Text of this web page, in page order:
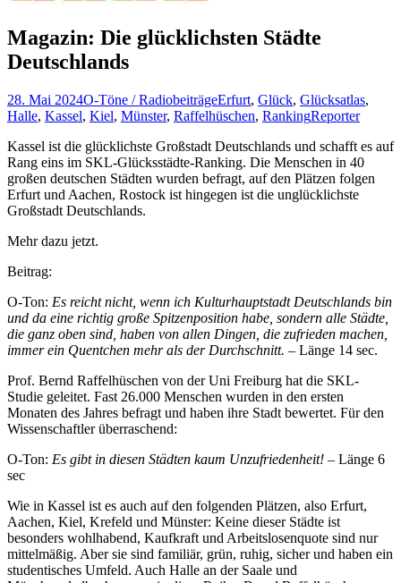
Magazin: Die glücklichsten Städte
Deutschlands
28. Mai 2024O-Töne / RadiobeiträgeErfurt, Glück, Glücksatlas,
Halle, Kassel, Kiel, Münster, Raffelhüschen, RankingReporter
Kassel ist die glücklichste Großstadt Deutschlands und schafft es auf
Rang eins im SKL-Glücksstädte-Ranking. Die Menschen in 40
großen deutschen Städten wurden befragt, auf den Plätzen folgen
Erfurt und Aachen, Rostock ist hingegen ist die unglücklichste
Großstadt Deutschlands.
Mehr dazu jetzt.
Beitrag:
O-Ton: Es reicht nicht, wenn ich Kulturhauptstadt Deutschlands bin
und da eine richtig große Spitzenposition habe, sondern alle Städte,
die ganz oben sind, haben von allen Dingen, die zufrieden machen,
immer ein Quentchen mehr als der Durchschnitt. – Länge 14 sec.
Prof. Bernd Raffelhüschen von der Uni Freiburg hat die SKL-
Studie geleitet. Fast 26.000 Menschen wurden in den ersten
Monaten des Jahres befragt und haben ihre Stadt bewertet. Für den
Wissenschaftler überraschend:
O-Ton: Es gibt in diesen Städten kaum Unzufriedenheit! – Länge 6
sec
Wie in Kassel ist es auch auf den folgenden Plätzen, also Erfurt,
Aachen, Kiel, Krefeld und Münster: Keine dieser Städte ist
besonders wohlhabend, Kaufkraft und Arbeitslosenquote sind nur
mittelmäßig. Aber sie sind familiär, grün, ruhig, sicher und haben ein
studentisches Umfeld. Auch Halle an der Saale und